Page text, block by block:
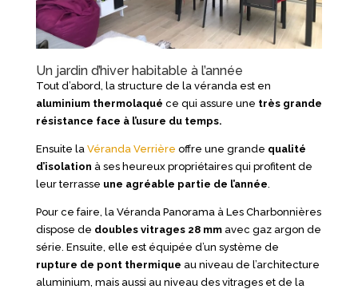
Un jardin d’hiver habitable à l’année
Tout d’abord, la structure de la véranda est en
aluminium thermolaqué ce qui assure une très grande
résistance face à l’usure du temps.
Ensuite la Véranda Verrière offre une grande qualité
d’isolation à ses heureux propriétaires qui profitent de
leur terrasse une agréable partie de l’année
Pour ce faire, la Véranda Panorama à Les Charbonnières
dispose de doubles vitrages 28 mmavec gaz argon de
série. Ensuite, elle est équipée d’un système de
rupture de pont thermique au niveau de l’architecture
aluminium, mais aussi au niveau des vitrages et de la